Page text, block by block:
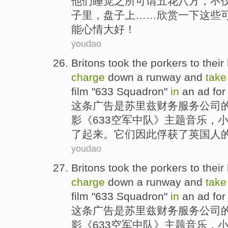
子里， 盘子上……欣赏一下这些
能心情大好！
youdao
Britons took the porkers to their
charge down a runway and take
film "633 Squadron" in an ad for
这条广告是苏里兹财务服务公司
影《633空军中队》 主题音乐，
了起来。 它们 因此俘获了英国 人
youdao
Britons took the porkers to their
charge down a runway and take
film "633 Squadron" in an ad for
这条广告是苏里兹财务服务公司
影《633空军中队》 主题音乐，